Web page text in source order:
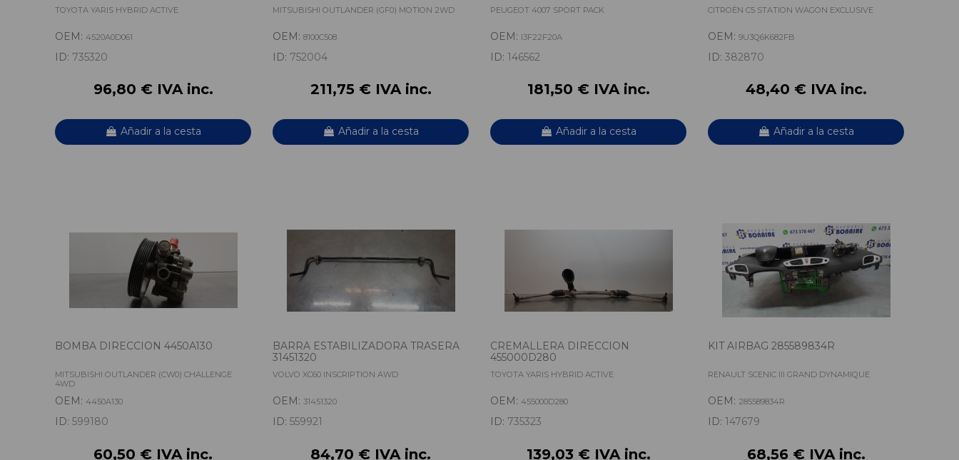
TOYOTA YARIS HYBRID ACTIVE
OEM: 4520A0D061
ID: 735320
96,80 € IVA inc.
Añadir a la cesta
MITSUBISHI OUTLANDER (GF0) MOTION 2WD
OEM: 8100C508
ID: 752004
211,75 € IVA inc.
Añadir a la cesta
PEUGEOT 4007 SPORT PACK
OEM: I3F22F20A
ID: 146562
181,50 € IVA inc.
Añadir a la cesta
CITROËN C5 STATION WAGON EXCLUSIVE
OEM: 9U3Q6K682FB
ID: 382870
48,40 € IVA inc.
Añadir a la cesta
BOMBA DIRECCION 4450A130
MITSUBISHI OUTLANDER (CW0) CHALLENGE
4WD
OEM: 4450A130
ID: 599180
60,50 € IVA inc.
BARRA ESTABILIZADORA TRASERA
31451320
VOLVO XC60 INSCRIPTION AWD
OEM: 31451320
ID: 559921
84,70 € IVA inc.
CREMALLERA DIRECCION
455000D280
TOYOTA YARIS HYBRID ACTIVE
OEM: 455000D280
ID: 735323
139,03 € IVA inc.
KIT AIRBAG 285589834R
RENAULT SCENIC III GRAND DYNAMIQUE
OEM: 285589834R
ID: 147679
68,56 € IVA inc.